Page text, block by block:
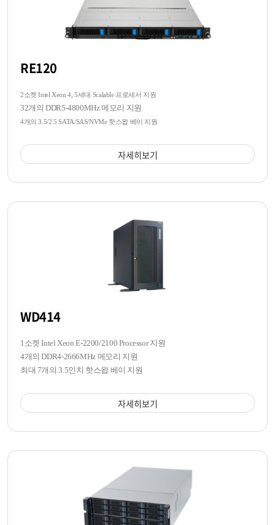
RE120
2소켓 Intel Xeon 4, 5세대 Scalable 프로세서 지원
32개의 DDR5-4800MHz 메모리 지원
4개의 3.5/2.5 SATA/SAS/NVMe 핫스왑 베이 지원
자세히보기
WD414
1소켓 Intel Xeon E-2200/2100 Processor 지원
4개의 DDR4-2666MHz 메모리 지원
최대 7개의 3.5인치 핫스왑 베이 지원
자세히보기